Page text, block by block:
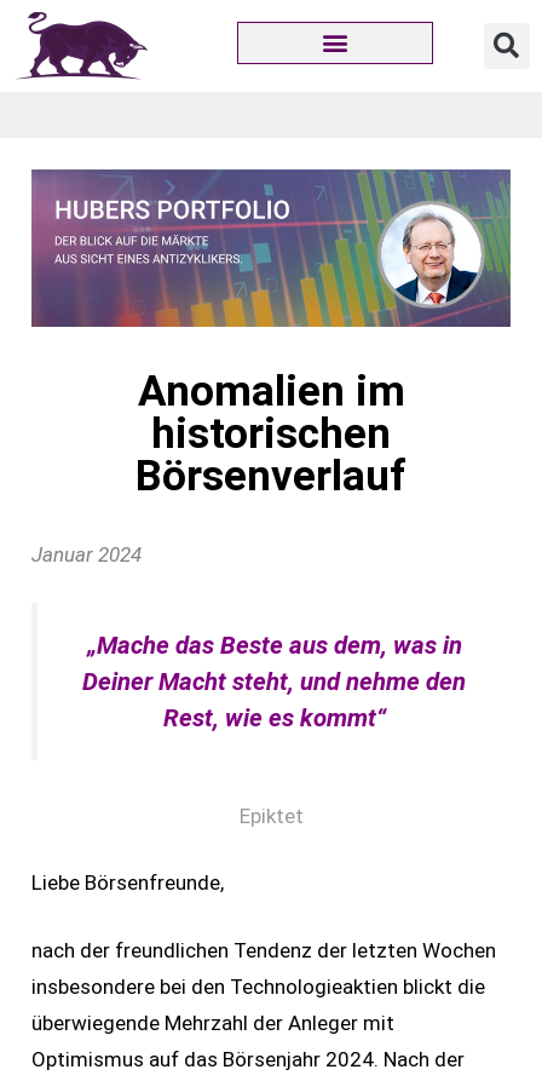
Anomalien im
historischen
Börsenverlauf
Januar 2024
„Mache das Beste aus dem, was in
Deiner Macht steht, und nehme den
Rest, wie es kommt“
Epiktet
Liebe Börsenfreunde,
nach der freundlichen Tendenz der letzten Wochen
insbesondere bei den Technologieaktien blickt die
überwiegende Mehrzahl der Anleger mit
Optimismus auf das Börsenjahr 2024. Nach der